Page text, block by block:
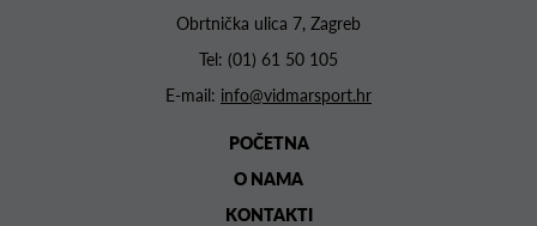
Obrtnička ulica 7, Zagreb
Tel: (01) 61 50 105
E-mail: info@vidmarsport.hr
POČETNA
O NAMA
KONTAKTI